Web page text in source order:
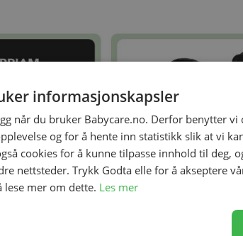
informasjonskapsler
når du bruker Babycare.no. Derfor benytter vi
og for å hente inn statistikk slik at vi
cookies for å kunne tilpasse innhold til deg,
nettsteder. Trykk Godta elle for å akseptere
lese mer om dette. Les mer